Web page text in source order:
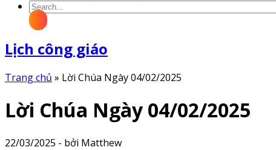
Lịch công giáo
Trang chủ » Lời Chúa Ngày 04/02/2025
Lời Chúa Ngày 04/02/2025
22/03/2025 - bởi Matthew